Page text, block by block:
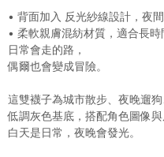
• 背面加入 反光紗線設計，夜
• 柔軟親膚混紡材質，適合長時
日常會走的路，
偶爾也會變成冒險。
這雙襪子為城市散步、夜晚遛狗
低調灰色基底，搭配角色圖像與
白天是日常，夜晚會發光。